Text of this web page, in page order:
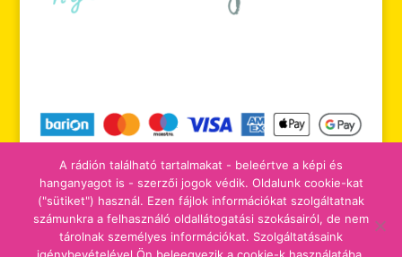
tájékoztatók adomány/támogatás
A rádión található tartalmakat - beleértve a képi és
hanganyagot is - szerzői jogok védik. Oldalunk cookie-kat
("sütiket") használ. Ezen fájlok információkat szolgáltatnak
számunkra a felhasználó oldallátogatási szokásairól, de nem
tárolnak személyes információkat. Szolgáltatásaink